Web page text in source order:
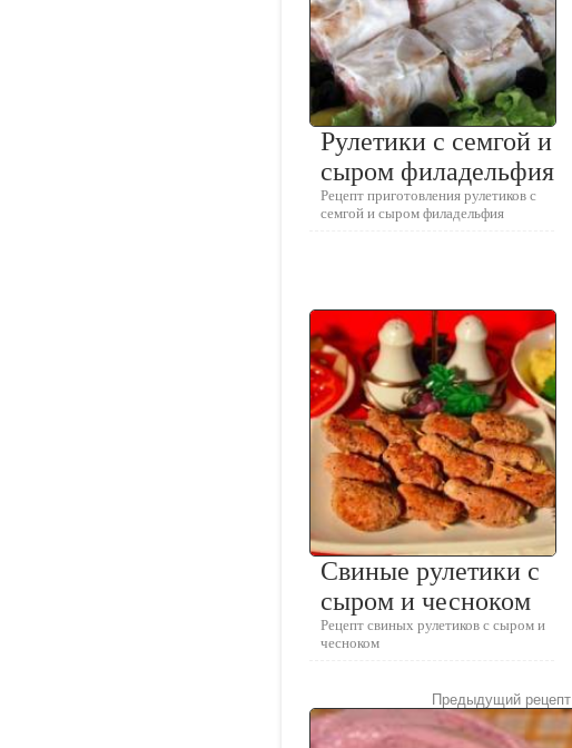
Рулетики с семгой и
сыром филадельфия
Рецепт приготовления рулетиков с
семгой и сыром филадельфия
Свиные рулетики с
сыром и чесноком
Рецепт свиных рулетиков с сыром и
чесноком
Предыдущий рецепт